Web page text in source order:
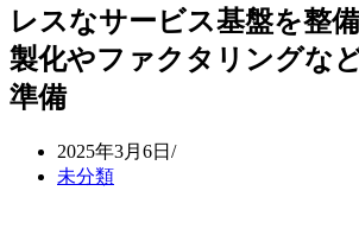
レスなサービス基盤を整
製化やファクタリングな
準備
2025年3月6日
未分類